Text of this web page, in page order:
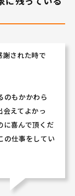
された時で
のもかかわら
えてよかっ
に喜んで頂くだ
の仕事をしてい